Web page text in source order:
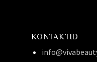
KONTAKTID